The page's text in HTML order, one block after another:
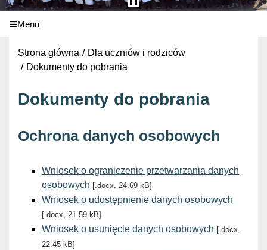
Menu
Strona główna
Dla uczniów i rodziców
Dokumenty do pobrania
Dokumenty do pobrania
Ochrona danych osobowych
Wniosek o ograniczenie przetwarzania danych
osobowych [.docx, 24.69 kB]
Wniosek o udostępnienie danych osobowych
[.docx, 21.59 kB]
Wniosek o usunięcie danych osobowych [.docx,
22.45 kB]